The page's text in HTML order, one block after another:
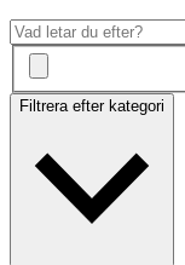
Filtrera efter kategori